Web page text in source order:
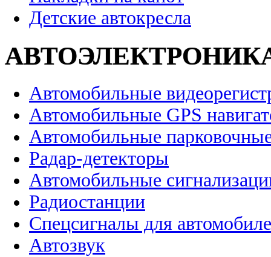
Детские автокресла
Автомобильные
Автомобильные GPS
Автомобильные
Радар-детекторы
Автомобильные
Радиостанции
Спецсигналы для
Автозвук